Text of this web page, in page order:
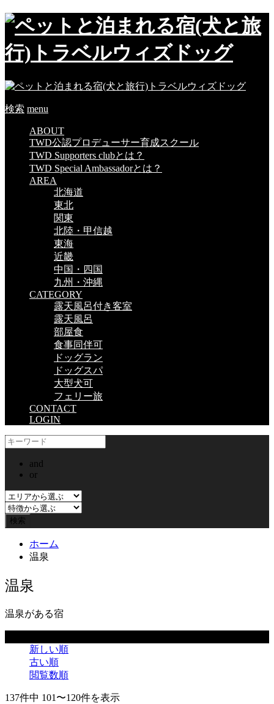
検索 menu
ABOUT
TWD公認プロデューサー育成スクール
TWD Supporters clubとは？
TWD Special Ambassadorとは？
AREA
北海道
東北
関東
北陸・甲信越
東海
近畿
中国・四国
九州・沖縄
CATEGORY
露天風呂付き客室
露天風呂
部屋食
食事同伴可
ドッグラン
ドッグスパ
大型犬可
フェリー旅
CONTACT
LOGIN
and
or
ホーム
温泉
温泉
温泉がある宿
新しい順
古い順
閲覧数順
137件中 101〜120件を表示